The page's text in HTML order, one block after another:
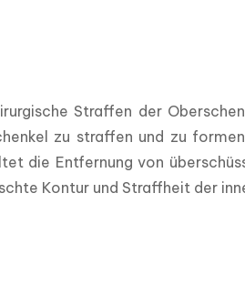
Straffen der
zu straffen und zu
die Entfernung von
Kontur und Straffheit der